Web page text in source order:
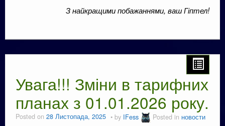
З найкращими побажаннями, ваш Гіптел!
Увага!!! Зміни в тарифних
планах з 01.01.2026 року.
Posted on 28 Листопада, 2025 by IFess Posted in новости